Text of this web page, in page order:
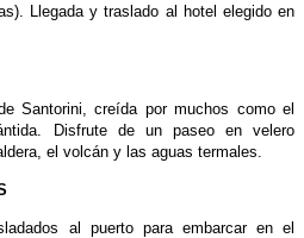
Llegada y traslado al hotel elegido en
Santorini, creída por muchos como el
Disfrute de un paseo en velero
el volcán y las aguas termales.
al puerto para embarcar en el